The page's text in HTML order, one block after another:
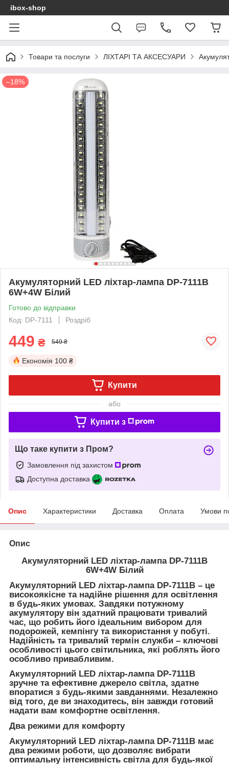
ibox-shop
Товари та послуги ЛІХТАРІ ТА АКСЕСУАРИ
–18%
Акумуляторний LED ліхтар-лампа DP-7111B
6W+4W Білий
Готово до відправки
Код: DP-7111
Роздріб
449 ₴ 549 ₴
Економія 100 ₴
Купити
або
Купити з
Що таке купити з Пром?
Замовлення під захистом
Доступна доставка
Опис Характеристики Доставка Оплата Умови
Опис
Акумуляторний LED ліхтар-лампа DP-7111B
6W+4W Білий
Акумуляторний LED ліхтар-лампа DP-7111B – це
високоякісне та надійне рішення для освітлення
в будь-яких умовах. Завдяки потужному
акумулятору він здатний працювати тривалий
час, що робить його ідеальним вибором для
подорожей, кемпінгу та використання у побуті.
Надійність та тривалий термін служби – ключові
особливості цього світильника, які роблять його
особливо привабливим.
Акумуляторний LED ліхтар-лампа DP-7111B
зручне та ефективне джерело світла, здатне
впоратися з будь-якими завданнями. Незалежно
від того, де ви знаходитесь, він завжди готовий
надати вам комфортне освітлення.
Два режими для комфорту
Акумуляторний LED ліхтар-лампа DP-7111B має
два режими роботи, що дозволяє вибрати
оптимальну інтенсивність світла для будь-якої